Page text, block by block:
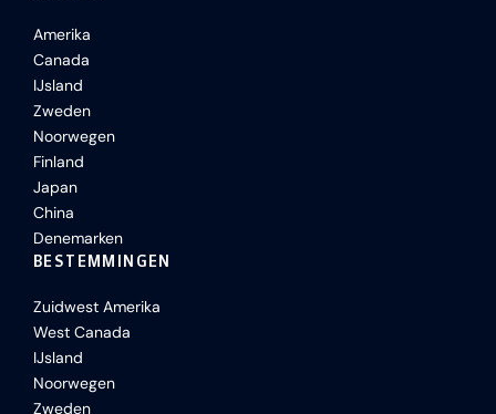
Amerika
Canada
IJsland
Zweden
Noorwegen
Finland
Japan
China
Denemarken
BESTEMMINGEN
Zuidwest Amerika
West Canada
IJsland
Noorwegen
Zweden